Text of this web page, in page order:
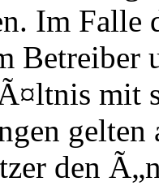
Im Falle
Betreiber
mit
den